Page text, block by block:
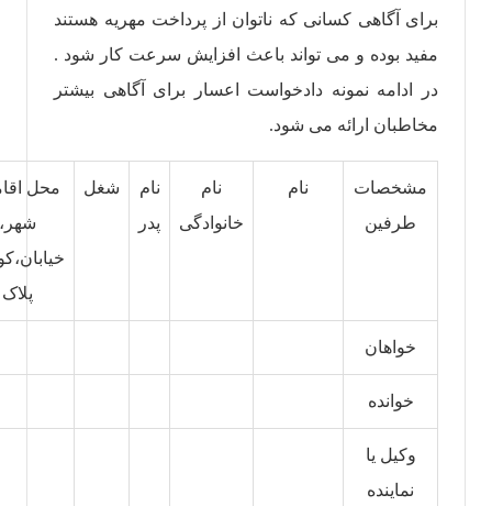
برای آگاهی کسانی که ناتوان از پرداخت مهریه هستند
مفید بوده و می تواند باعث افزایش سرعت کار شود .
در ادامه نمونه دادخواست اعسار برای آگاهی بیشتر
مخاطبان ارائه می شود.
مشخصات
طرفین
نام
نام
خانوادگی
نام
پدر
شغل
محل
شهر،
پلاک
خواهان
خوانده
وکیل یا
نماینده